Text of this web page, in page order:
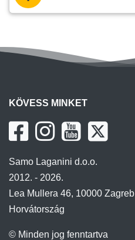
KÖVESS MINKET
Samo Laganini d.o.o.
2012. - 2026.
Lea Mullera 46, 10000 Zagreb
Horvátország
© Minden jog fenntartva